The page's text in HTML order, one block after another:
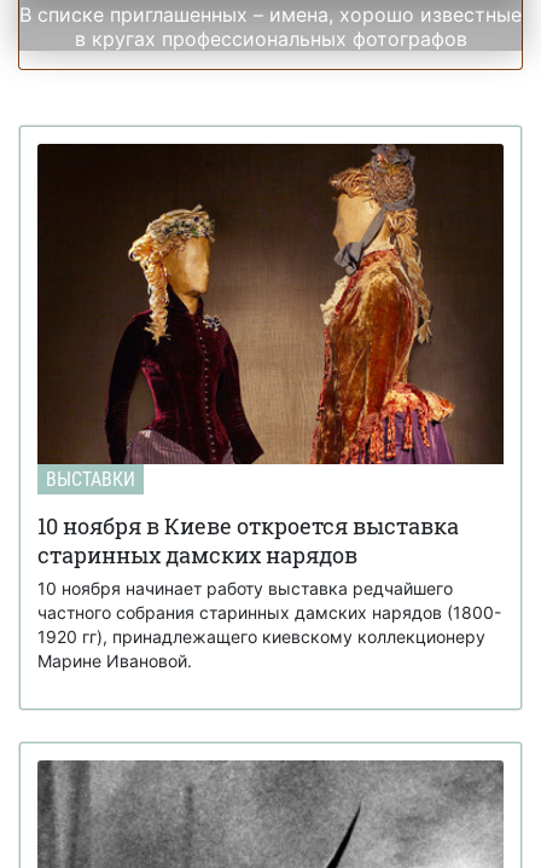
В списке приглашенных – имена, хорошо известные
в кругах профессиональных фотографов
ВЫСТАВКИ
10 ноября в Киеве откроется выставка
старинных дамских нарядов
10 ноября начинает работу выставка редчайшего
частного собрания старинных дамских нарядов (1800-
1920 гг), принадлежащего киевскому коллекционеру
Марине Ивановой.